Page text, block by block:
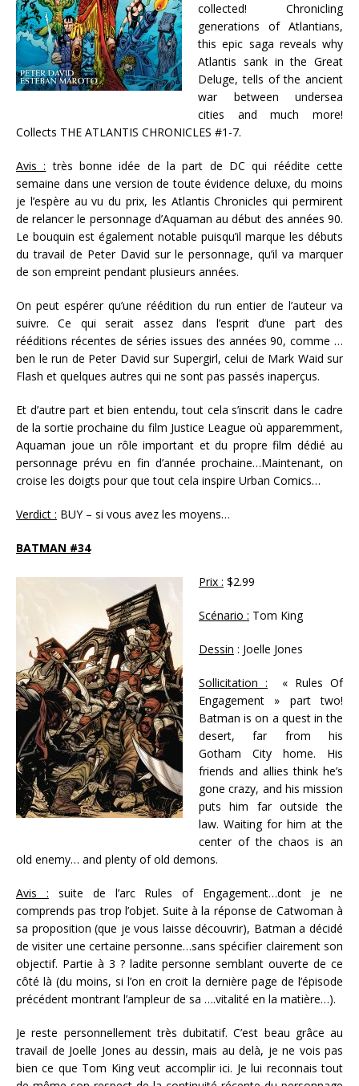
collected! Chronicling
generations of Atlantians,
this epic saga reveals why
Atlantis sank in the Great
Deluge, tells of the ancient
war between undersea
cities and much more!
Collects THE ATLANTIS CHRONICLES #1-7.
Avis : très bonne idée de la part de DC qui réédite cette
semaine dans une version de toute évidence deluxe, du moins
je l’espère au vu du prix, les Atlantis Chronicles qui permirent
de relancer le personnage d’Aquaman au début des années 90.
Le bouquin est également notable puisqu’il marque les débuts
du travail de Peter David sur le personnage, qu’il va marquer
de son empreint pendant plusieurs années.
On peut espérer qu’une réédition du run entier de l’auteur va
suivre. Ce qui serait assez dans l’esprit d’une part des
rééditions récentes de séries issues des années 90, comme …
ben le run de Peter David sur Supergirl, celui de Mark Waid sur
Flash et quelques autres qui ne sont pas passés inaperçus.
Et d’autre part et bien entendu, tout cela s’inscrit dans le cadre
de la sortie prochaine du film Justice League où apparemment,
Aquaman joue un rôle important et du propre film dédié au
personnage prévu en fin d’année prochaine…Maintenant, on
croise les doigts pour que tout cela inspire Urban Comics…
Verdict : BUY – si vous avez les moyens…
BATMAN #34
Prix : $2.99
Scénario : Tom King
Dessin : Joelle Jones
Sollicitation : « Rules Of
Engagement » part two!
Batman is on a quest in the
desert, far from his
Gotham City home. His
friends and allies think he’s
gone crazy, and his mission
puts him far outside the
law. Waiting for him at the
center of the chaos is an
old enemy… and plenty of old demons.
Avis : suite de l’arc Rules of Engagement…dont je ne
comprends pas trop l’objet. Suite à la réponse de Catwoman à
sa proposition (que je vous laisse découvrir), Batman a décidé
de visiter une certaine personne…sans spécifier clairement son
objectif. Partie à 3 ? ladite personne semblant ouverte de ce
côté là (du moins, si l’on en croit la dernière page de l’épisode
précédent montrant l’ampleur de sa ….vitalité en la matière…).
Je reste personnellement très dubitatif. C’est beau grâce au
travail de Joelle Jones au dessin, mais au delà, je ne vois pas
bien ce que Tom King veut accomplir ici. Je lui reconnais tout